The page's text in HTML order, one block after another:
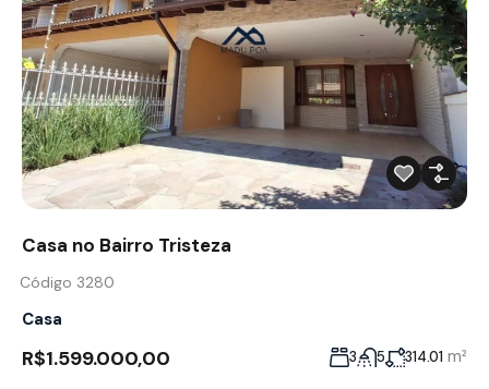
Casa no Bairro Tristeza
Código 3280
Casa
R$1.599.000,00 3 5 314.01 m²